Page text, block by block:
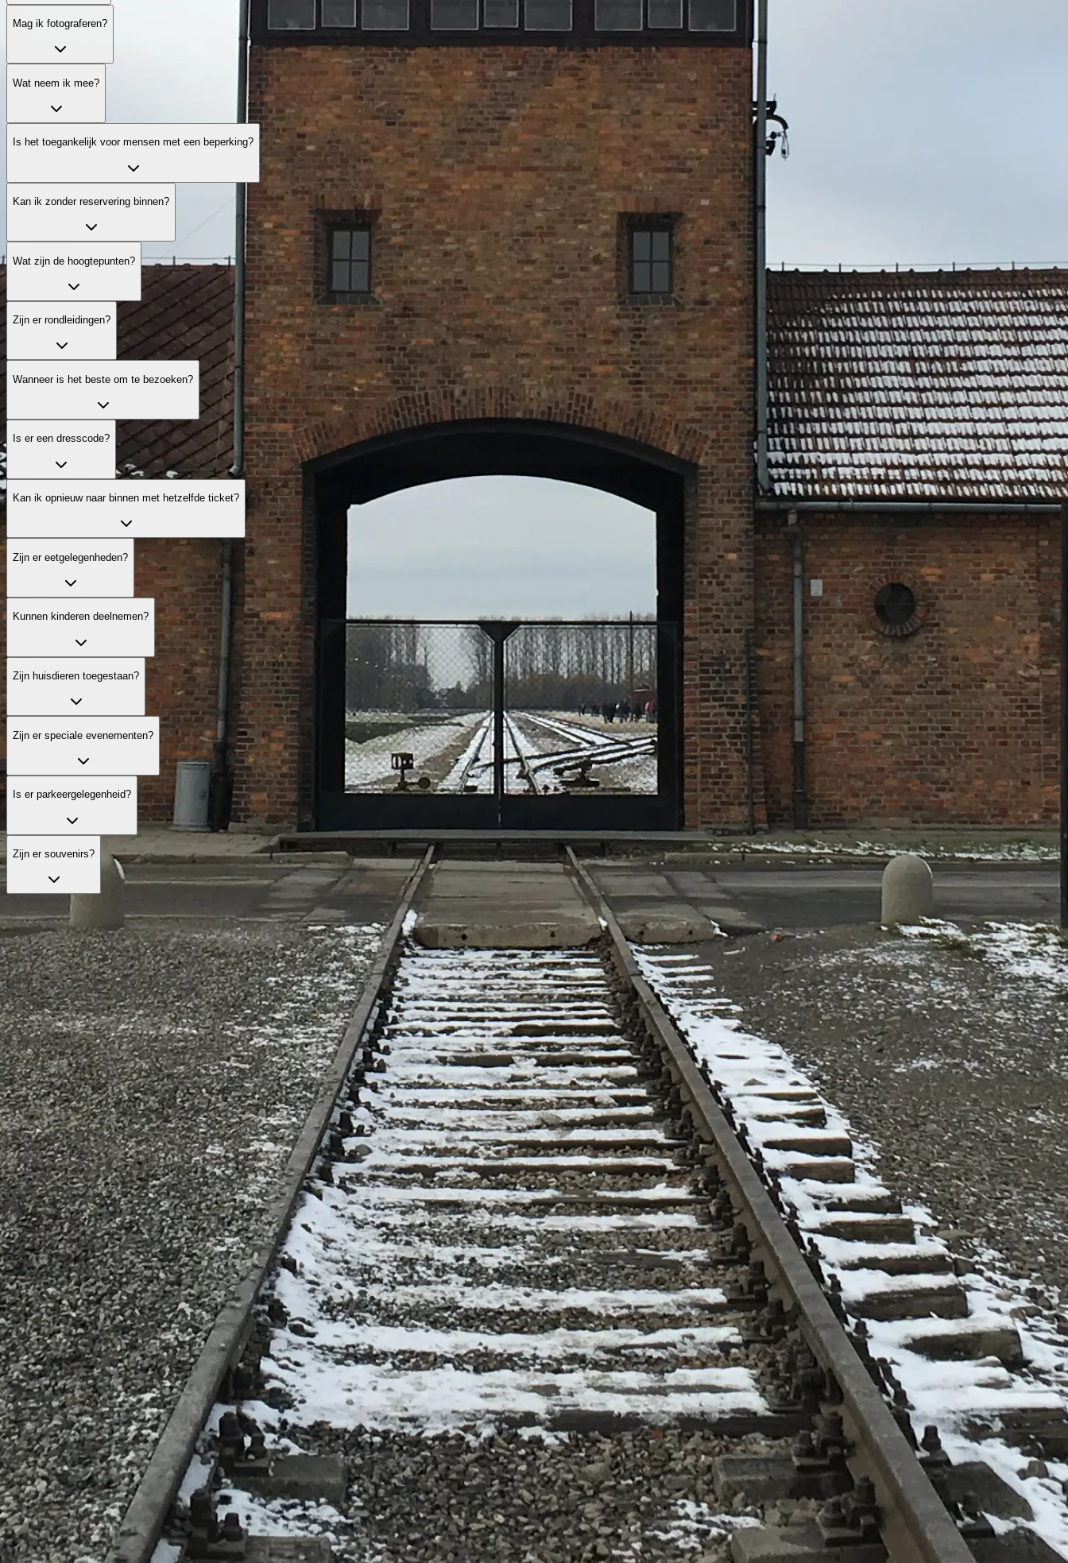
Mag ik fotograferen?
Wat neem ik mee?
Is het toegankelijk voor mensen met een beperking?
Kan ik zonder reservering binnen?
Wat zijn de hoogtepunten?
Zijn er rondleidingen?
Wanneer is het beste om te bezoeken?
Is er een dresscode?
Kan ik opnieuw naar binnen met hetzelfde ticket?
Zijn er eetgelegenheden?
Kunnen kinderen deelnemen?
Zijn huisdieren toegestaan?
Zijn er speciale evenementen?
Is er parkeergelegenheid?
Zijn er souvenirs?
Ontdek officiële bezoekopties
Zorgvuldig samengestelde bezoekopties met handige diensten en begeleiding.
Bezoekopties bekijken
Auschwitz-Birkenau, Oświęcim, Polen
Onafhankelijke, praktische aanwijzingen voor een respectvol bezoek: entree, rondleidingen, logistiek en historisch kader.
©2026 Deze site is onafhankelijk en niet gelieerd aan het Staatsmuseum Auschwitz-Birkenau.
De website auschwitzbirkenau.org is een onafhankelijk informatieplatform, gewijd aan Herdenkingsplaats en Museum Auschwitz-Birkenau.
Alle geregistreerde merken en handelsmerken zijn eigendom van hun respectieve houders. Voor vragen over bezoekopties (inclusief toegang en diensten) kun je terecht bij de officiële aanbieders.
Neem contact op
Snelle links
Kies je bezoekopties
Bezoektijden
Wat te zien
FAQ
Juridisch
Juridische info
Over ons
Privacybeleid
Cookiebeleid